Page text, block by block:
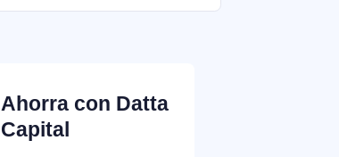
Ahorra con Datta
Capital